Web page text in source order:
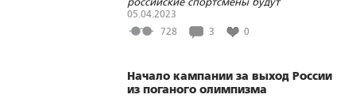
соревноваться в нейтральном статусе
вне командного зачета
05.04.2023
728
3 0
Начало кампании за выход России
из поганого олимпизма